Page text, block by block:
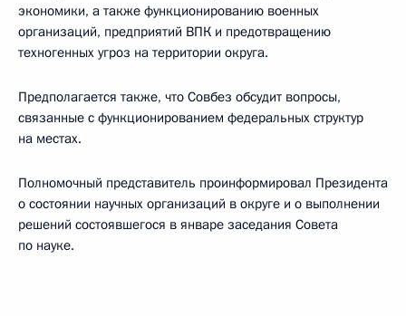
экономики, а также функционированию военных
организаций, предприятий ВПК и предотвращению
техногенных угроз на территории округа.
Предполагается также, что Совбез обсудит вопросы,
связанные с функционированием федеральных структур
на местах.
Полномочный представитель проинформировал Президента
о состоянии научных организаций в округе и о выполнении
решений состоявшегося в январе заседания Совета
по науке.